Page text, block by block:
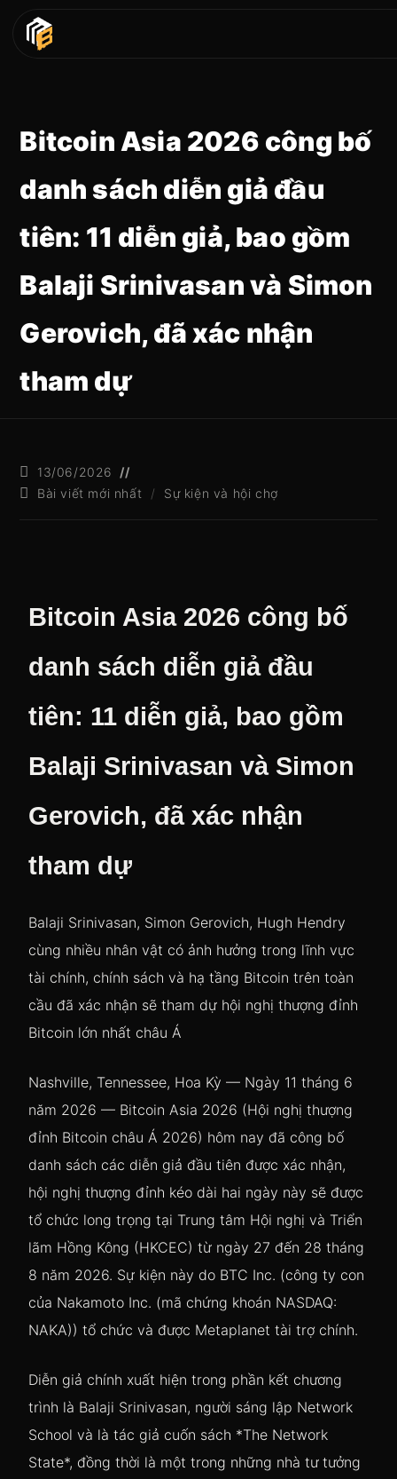
Bitcoin Asia 2026 công bố
danh sách diễn giả đầu
tiên: 11 diễn giả, bao gồm
Balaji Srinivasan và Simon
Gerovich, đã xác nhận
tham dự
13/06/2026
Bài viết mới nhất
/ Sự kiện và hội chợ
Bitcoin Asia 2026 công bố
danh sách diễn giả đầu
tiên: 11 diễn giả, bao gồm
Balaji Srinivasan và Simon
Gerovich, đã xác nhận
tham dự
Balaji Srinivasan, Simon Gerovich, Hugh Hendry
cùng nhiều nhân vật có ảnh hưởng trong lĩnh vực
tài chính, chính sách và hạ tầng Bitcoin trên toàn
cầu đã xác nhận sẽ tham dự hội nghị thượng đỉnh
Bitcoin lớn nhất châu Á
Nashville, Tennessee, Hoa Kỳ — Ngày 11 tháng 6
năm 2026 — Bitcoin Asia 2026 (Hội nghị thượng
đỉnh Bitcoin châu Á 2026) hôm nay đã công bố
danh sách các diễn giả đầu tiên được xác nhận,
hội nghị thượng đỉnh kéo dài hai ngày này sẽ được
tổ chức long trọng tại Trung tâm Hội nghị và Triển
lãm Hồng Kông (HKCEC) từ ngày 27 đến 28 tháng
8 năm 2026. Sự kiện này do BTC Inc. (công ty con
của Nakamoto Inc. (mã chứng khoán NASDAQ:
NAKA)) tổ chức và được Metaplanet tài trợ chính.
Diễn giả chính xuất hiện trong phần kết chương
trình là Balaji Srinivasan, người sáng lập Network
School và là tác giả cuốn sách *The Network
State*, đồng thời là một trong những nhà tư tưởng